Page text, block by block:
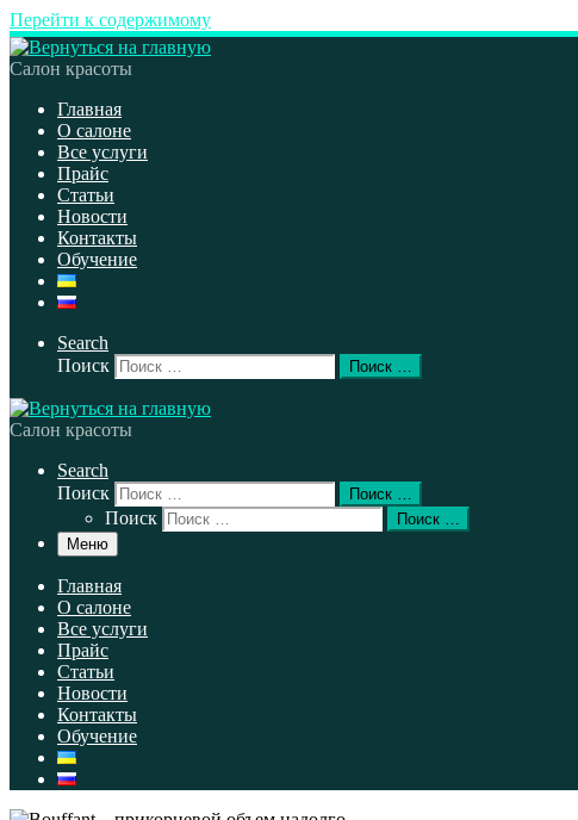
Перейти к содержимому
Салон красоты
Главная
О салоне
Все услуги
Прайс
Статьи
Новости
Контакты
Обучение
Search
Поиск
Поиск …
Салон красоты
Search
Поиск
Поиск …
Поиск
Поиск …
Меню
Главная
О салоне
Все услуги
Прайс
Статьи
Новости
Контакты
Обучение